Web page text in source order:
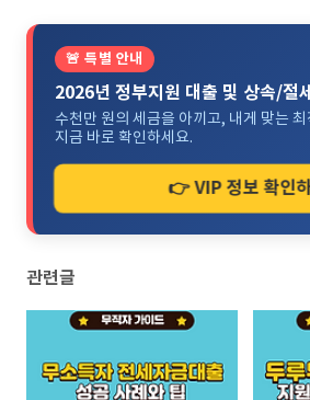
🚨 특별 안내
2026년 정부지원 대출 및 상속/절
수천만 원의 세금을 아끼고, 내게 맞는
지금 바로 확인하세요.
👉 VIP 정보 확인
관련글